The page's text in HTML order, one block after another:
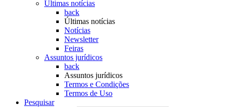
Últimas notícias
back
Últimas notícias
Notícias
Newsletter
Feiras
Assuntos jurídicos
back
Assuntos jurídicos
Termos e Condições
Termos de Uso
Pesquisar